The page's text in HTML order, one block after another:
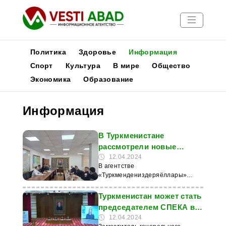
Новости
Медиа
Афиша
Политика Здоровье
Информация
Спорт
Культура В мире
Общество
Экономика
Образование
Информация
В Туркменистане
рассмотрели новые
проекты в области
судостроения
12.04.2024
В агентстве
«Туркмендениздеряёллары»
представителями агентства и
руководством нидерландской
компании Royal IHC. Об этом
сообщает сайт агентства
Туркменистан может стать
председателем СПЕКА в
2025 году
12.04.2024